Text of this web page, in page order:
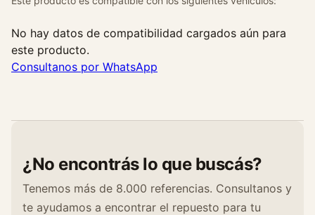
No hay datos de compatibilidad cargados aún para
este producto.
Consultanos por WhatsApp
¿No encontrás lo que buscás?
Tenemos más de 8.000 referencias. Consultanos y
te ayudamos a encontrar el repuesto para tu